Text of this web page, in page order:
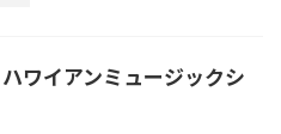
ワイアンミュージックシ